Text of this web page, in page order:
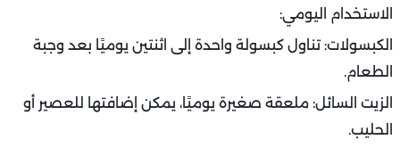
الاستخدام اليومي:
الكبسولات: تناول كبسولة واحدة إلى اثنتين يوميًا بعد وجبة
الطعام.
الزيت السائل: ملعقة صغيرة يوميًا، يمكن إضافتها للعصير أو
الحليب.